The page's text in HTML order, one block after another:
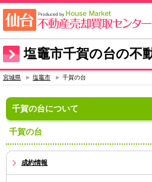
塩竈市千賀の台の不
宮城県 塩竈市 千賀の台
千賀の台について
千賀の台
成約情報